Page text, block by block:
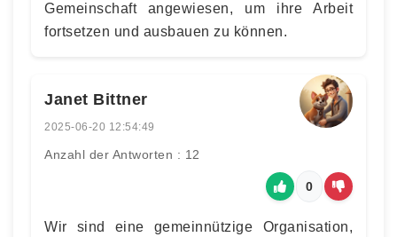
Gemeinschaft angewiesen, um ihre Arbeit
fortsetzen und ausbauen zu können.
Janet Bittner
2025-06-20 12:54:49
Anzahl der Antworten : 12
0
Wir sind eine gemeinnützige Organisation,